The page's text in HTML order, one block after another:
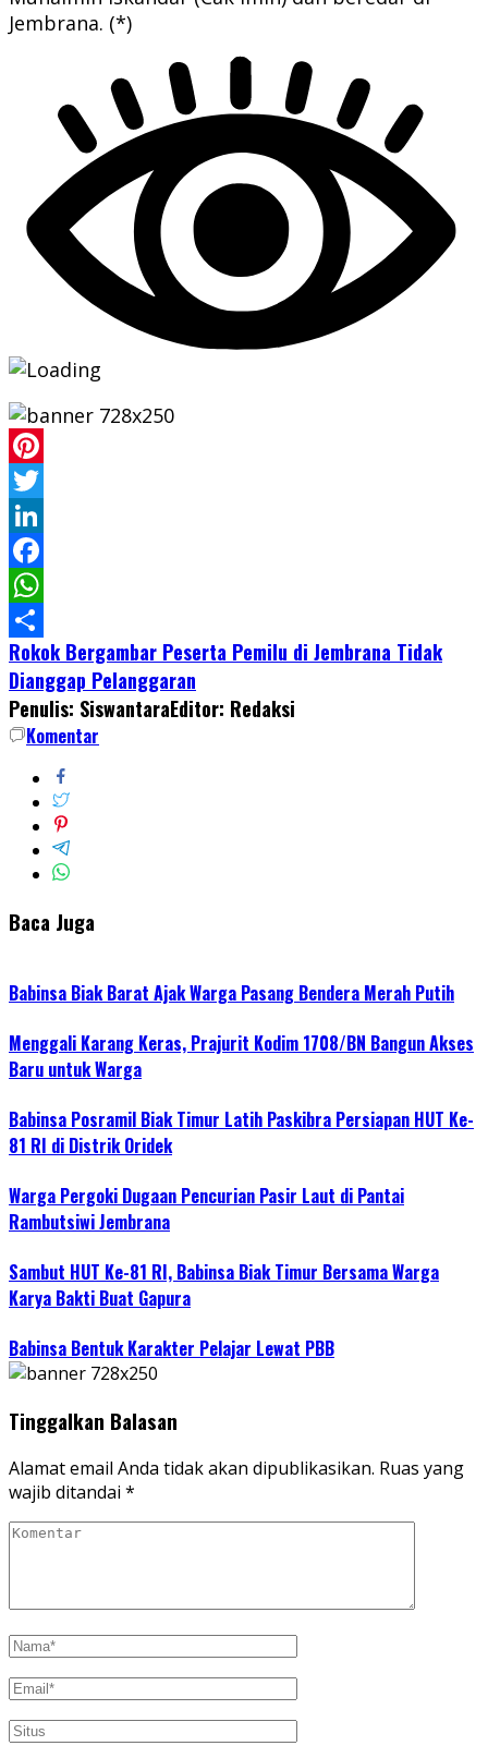
Jembrana. (*)
Pinterest
Twitter
LinkedIn
Facebook
WhatsApp
Share
Rokok Bergambar Peserta Pemilu di Jembrana Tidak
Dianggap Pelanggaran
Penulis: SiswantaraEditor: Redaksi
Komentar
Baca Juga
Babinsa Biak Barat Ajak Warga Pasang Bendera Merah Putih
Menggali Karang Keras, Prajurit Kodim 1708/BN Bangun Akses
Baru untuk Warga
Babinsa Posramil Biak Timur Latih Paskibra Persiapan HUT Ke-
81 RI di Distrik Oridek
Warga Pergoki Dugaan Pencurian Pasir Laut di Pantai
Rambutsiwi Jembrana
Sambut HUT Ke-81 RI, Babinsa Biak Timur Bersama Warga
Karya Bakti Buat Gapura
Babinsa Bentuk Karakter Pelajar Lewat PBB
Tinggalkan Balasan
Alamat email Anda tidak akan dipublikasikan. Ruas yang
wajib ditandai *